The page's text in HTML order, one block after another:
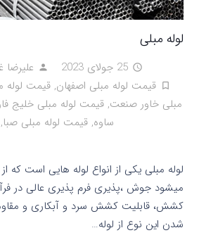
لوله مبلی
access_time 25 جولای 2023 person علیرضا
turned_in_not قیمت لوله مبلی اصفهان,قیمت لوله
مبلی خاور صنعت,قیمت لوله مبلی خلیج
ساوه,قیمت لوله مبلی صبا,
لوله مبلی یکی از انواع لوله هایی است که
میشود جوش ،پذیری فرم پذیری عالی در
کشش، قابلیت کشش سرد و آبکاری و
شدن این نوع از لوله…